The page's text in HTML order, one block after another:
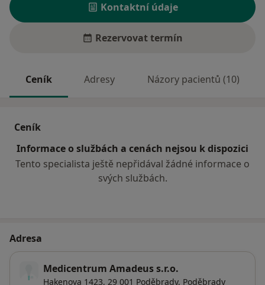
Kontaktní údaje
Rezervovat termín
Ceník Adresy Názory pacientů (10)
Ceník
Informace o službách a cenách nejsou k dispozici
Tento specialista ještě nepřidával žádné informace o
svých službách.
Adresa
Medicentrum Amadeus s.r.o.
Hakenova 1423, 29 001 Poděbrady, Poděbrady